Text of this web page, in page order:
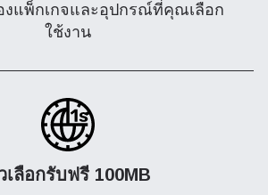
งแพ็กเกจและอุปกรณ์ที่คุณเลือก
ใช้งาน
เลือกรับฟรี 100MB